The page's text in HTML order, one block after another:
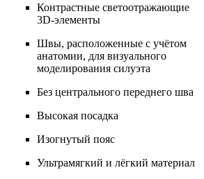
Контрастные светоотражающие
3D-элементы
Швы, расположенные с учётом
анатомии, для визуального
моделирования силуэта
Без центрального переднего шва
Высокая посадка
Изогнутый пояс
Ультрамягкий и лёгкий материал